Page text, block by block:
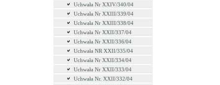
Uchwała Nr XXIV/340/04
Uchwała Nr XXIII/339/04
Uchwała Nr XXIII/338/04
Uchwała Nr XXII/337/04
Uchwała Nr XXII/336/04
Uchwała NR XXII/335/04
Uchwała Nr XXII/334/04
Uchwała Nr XXII/333/04
Uchwała Nr. XXII/332/04